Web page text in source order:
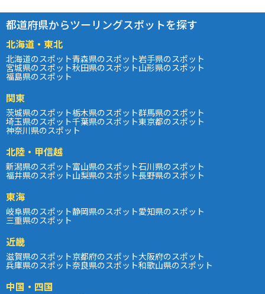
都道府県からツーリングスポットを探す
北海道・東北
北海道のスポット青森県のスポット岩手県のスポット
宮城県のスポット秋田県のスポット山形県のスポット
福島県のスポット
関東
茨城県のスポット栃木県のスポット群馬県のスポット
埼玉県のスポット千葉県のスポット東京都のスポット
神奈川県のスポット
北陸・甲信越
新潟県のスポット富山県のスポット石川県のスポット
福井県のスポット山梨県のスポット長野県のスポット
東海
岐阜県のスポット静岡県のスポット愛知県のスポット
三重県のスポット
近畿
滋賀県のスポット京都府のスポット大阪府のスポット
兵庫県のスポット奈良県のスポット和歌山県のスポット
中国・四国